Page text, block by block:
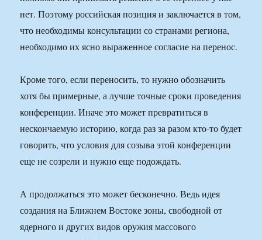
нет. Поэтому российская позиция и заключается в том,
что необходимы консультации со странами региона,
необходимо их ясно выраженное согласие на перенос.
Кроме того, если переносить, то нужно обозначить
хотя бы примерные, а лучше точные сроки проведения
конференции. Иначе это может превратиться в
нескончаемую историю, когда раз за разом кто-то будет
говорить, что условия для созыва этой конференции
еще не созрели и нужно еще подождать.
А продолжаться это может бесконечно. Ведь идея
создания на Ближнем Востоке зоны, свободной от
ядерного и других видов оружия массового